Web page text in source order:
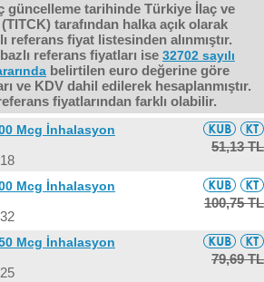
güncelleme tarihinde Türkiye İlaç ve
tarafından halka açık olarak
referans fiyat listesinden alınmıştır.
referans fiyatları ise 32702 sayılı
belirtilen euro değerine göre
ve KDV dahil edilerek hesaplanmıştır.
fiyatlarından farklı olabilir.
Mcg İnhalasyon
51,13 TL
Mcg İnhalasyon
100,75 TL
Mcg İnhalasyon
79,69 TL